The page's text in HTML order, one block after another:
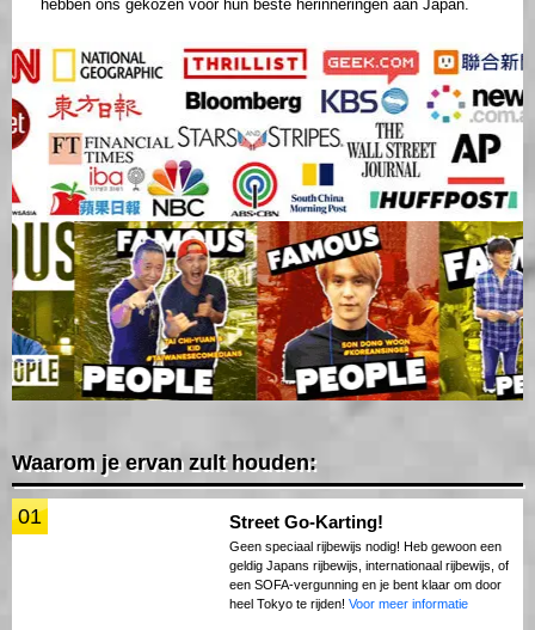
hebben ons gekozen voor hun beste herinneringen aan Japan.
Waarom je ervan zult houden:
01 Street Go-Karting!
Geen speciaal rijbewijs nodig! Heb gewoon een
geldig Japans rijbewijs, internationaal rijbewijs, of
een SOFA-vergunning en je bent klaar om door
heel Tokyo te rijden! Voor meer informatie